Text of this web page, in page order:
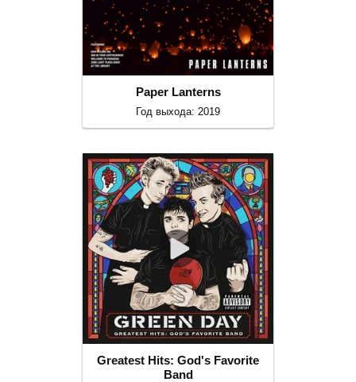
Paper Lanterns
Год выхода: 2019
Greatest Hits: God's Favorite
Band